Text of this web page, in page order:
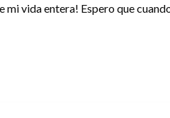
mi vida entera! Espero que